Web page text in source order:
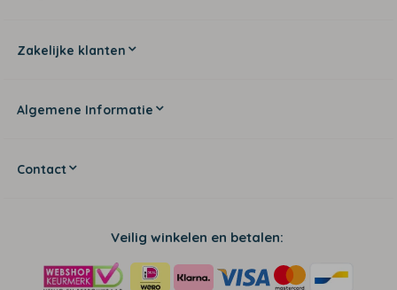
Zakelijke klanten
Algemene Informatie
Contact
Veilig winkelen en betalen: